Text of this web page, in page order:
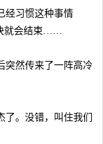
习惯这种事情
就会结束……
突然传来了一阵高冷
。没错，叫住我们